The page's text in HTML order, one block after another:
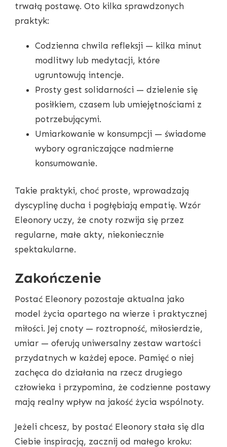
trwałą postawę. Oto kilka sprawdzonych
praktyk:
Codzienna chwila refleksji — kilka minut
modlitwy lub medytacji, które
ugruntowują intencje.
Prosty gest solidarności — dzielenie się
posiłkiem, czasem lub umiejętnościami z
potrzebującymi.
Umiarkowanie w konsumpcji — świadome
wybory ograniczające nadmierne
konsumowanie.
Takie praktyki, choć proste, wprowadzają
dyscyplinę ducha i pogłębiają empatię. Wzór
Eleonory uczy, że cnoty rozwija się przez
regularne, małe akty, niekoniecznie
spektakularne.
Zakończenie
Postać Eleonory pozostaje aktualna jako
model życia opartego na wierze i praktycznej
miłości. Jej cnoty — roztropność, miłosierdzie,
umiar — oferują uniwersalny zestaw wartości
przydatnych w każdej epoce. Pamięć o niej
zachęca do działania na rzecz drugiego
człowieka i przypomina, że codzienne postawy
mają realny wpływ na jakość życia wspólnoty.
Jeżeli chcesz, by postać Eleonory stała się dla
Ciebie inspiracją, zacznij od małego kroku: